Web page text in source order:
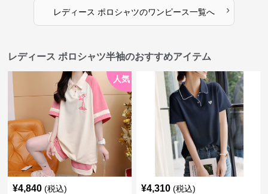
レディース ポロシャツのワンピース一覧へ ›
レディース ポロシャツ半袖のおすすめアイテム
人気
¥4,840 (税込) ¥4,310 (税込)